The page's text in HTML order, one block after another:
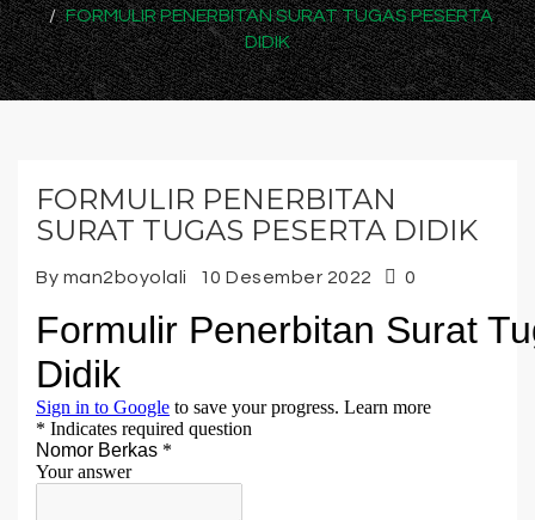
FORMULIR PENERBITAN SURAT TUGAS PESERTA
DIDIK
FORMULIR PENERBITAN
SURAT TUGAS PESERTA DIDIK
By man2boyolali 10 Desember 2022 0